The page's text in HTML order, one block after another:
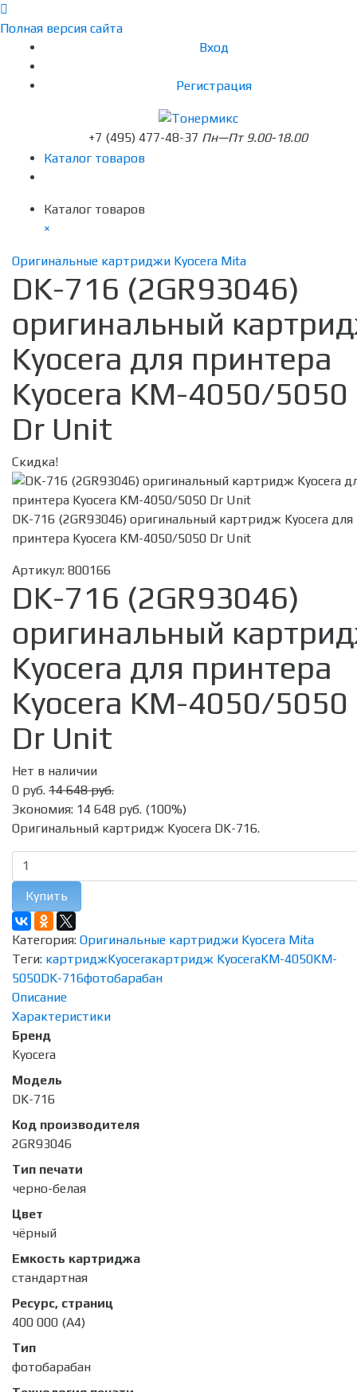
Полная версия сайта
Вход
Регистрация
+7 (495) 477-48-37 Пн—Пт 9.00-18.00
Каталог товаров
Каталог товаров
×
Оригинальные картриджи Kyocera Mita
DK-716 (2GR93046)
оригинальный
Kyocera для принтера
Kyocera KM-4050/5050
Dr Unit
Скидка!
DK-716 (2GR93046) оригинальный картридж Kyocera для
принтера Kyocera KM-4050/5050 Dr Unit
Артикул: 800166
DK-716 (2GR93046)
оригинальный
Kyocera для принтера
Kyocera KM-4050/5050
Dr Unit
Нет в наличии
0 руб. 14 648 руб.
Экономия: 14 648 руб. (100%)
Оригинальный картридж Kyocera DK-716.
Купить
Категория: Оригинальные картриджи Kyocera Mita
Теги: картриджKyoceraкартридж KyoceraKM-4050KM-
5050DK-716фотобарабан
Описание
Характеристики
Бренд
Kyocera
Модель
DK-716
Код производителя
2GR93046
Тип печати
черно-белая
Цвет
чёрный
Емкость картриджа
стандартная
Ресурс, страниц
400 000 (А4)
Тип
фотобарабан